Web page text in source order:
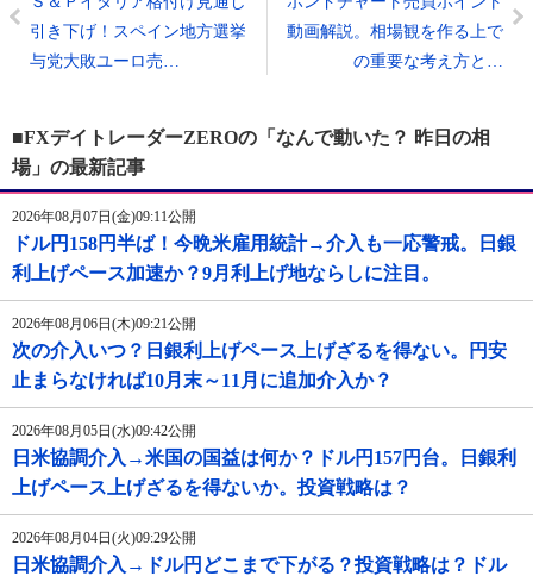
引き下げ！スペイン地方選挙
与党大敗ユーロ売…
動画解説。相場観を作る上で
の重要な考え方と…
■FXデイトレーダーZEROの「なんで動いた？ 昨日の相
場」の最新記事
2026年08月07日(金)09:11公開
ドル円158円半ば！今晩米雇用統計→介入も一応警戒。日銀
利上げペース加速か？9月利上げ地ならしに注目。
2026年08月06日(木)09:21公開
次の介入いつ？日銀利上げペース上げざるを得ない。円安
止まらなければ10月末～11月に追加介入か？
2026年08月05日(水)09:42公開
日米協調介入→米国の国益は何か？ドル円157円台。日銀利
上げペース上げざるを得ないか。投資戦略は？
2026年08月04日(火)09:29公開
日米協調介入→ドル円どこまで下がる？投資戦略は？ドル